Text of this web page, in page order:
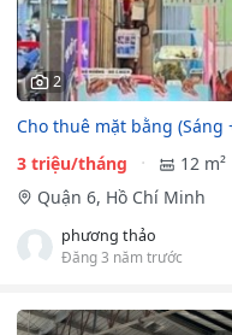
2
Cho thuê mặt bằng (Sáng
3 triệu/tháng
12 m²
Quận 6, Hồ Chí Minh
phương thảo
Đăng 3 năm trước